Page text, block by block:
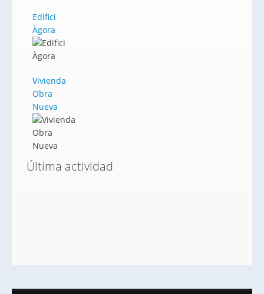
Edifici
Àgora
Vivienda
Obra
Nueva
Última actividad